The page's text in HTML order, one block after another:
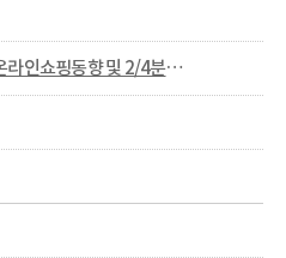
2026년 6월 온라인쇼핑동향 및 2/4분기 온라인 해외 직접 판매 및 구매 동향